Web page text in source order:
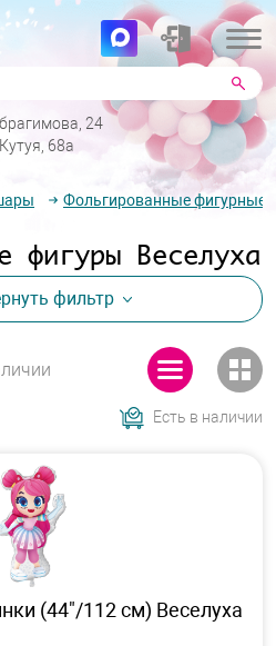
24
68а
Фольгированные фигурные
фигуры Веселуха
фильтр
Есть в наличии
(44"/112 см) Веселуха